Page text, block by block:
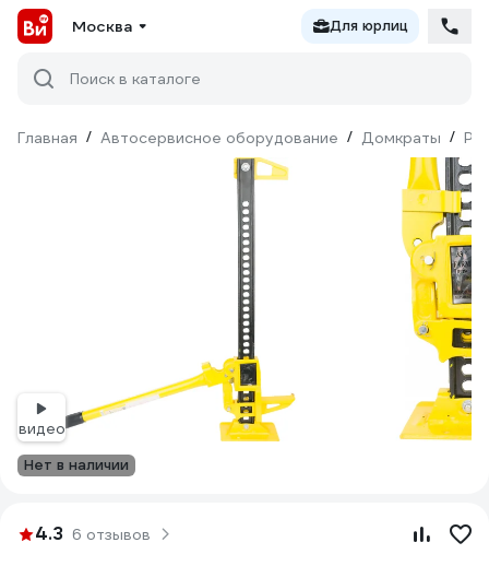
Москва Для юрлиц
Поиск в каталоге
Главная / Автосервисное оборудование / Домкраты /
видео
Нет в наличии
4.3 6 отзывов